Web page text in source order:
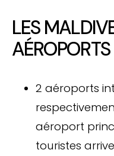
LES
AÉROPORTS
2 aéroports
aéroport
touristes